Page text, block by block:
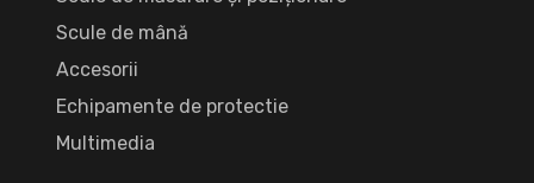
Scule de mână
Accesorii
Echipamente de protectie
Multimedia